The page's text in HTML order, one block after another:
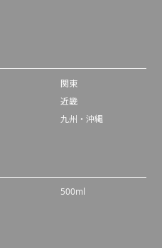
関東
近畿
九州・沖縄
500ml